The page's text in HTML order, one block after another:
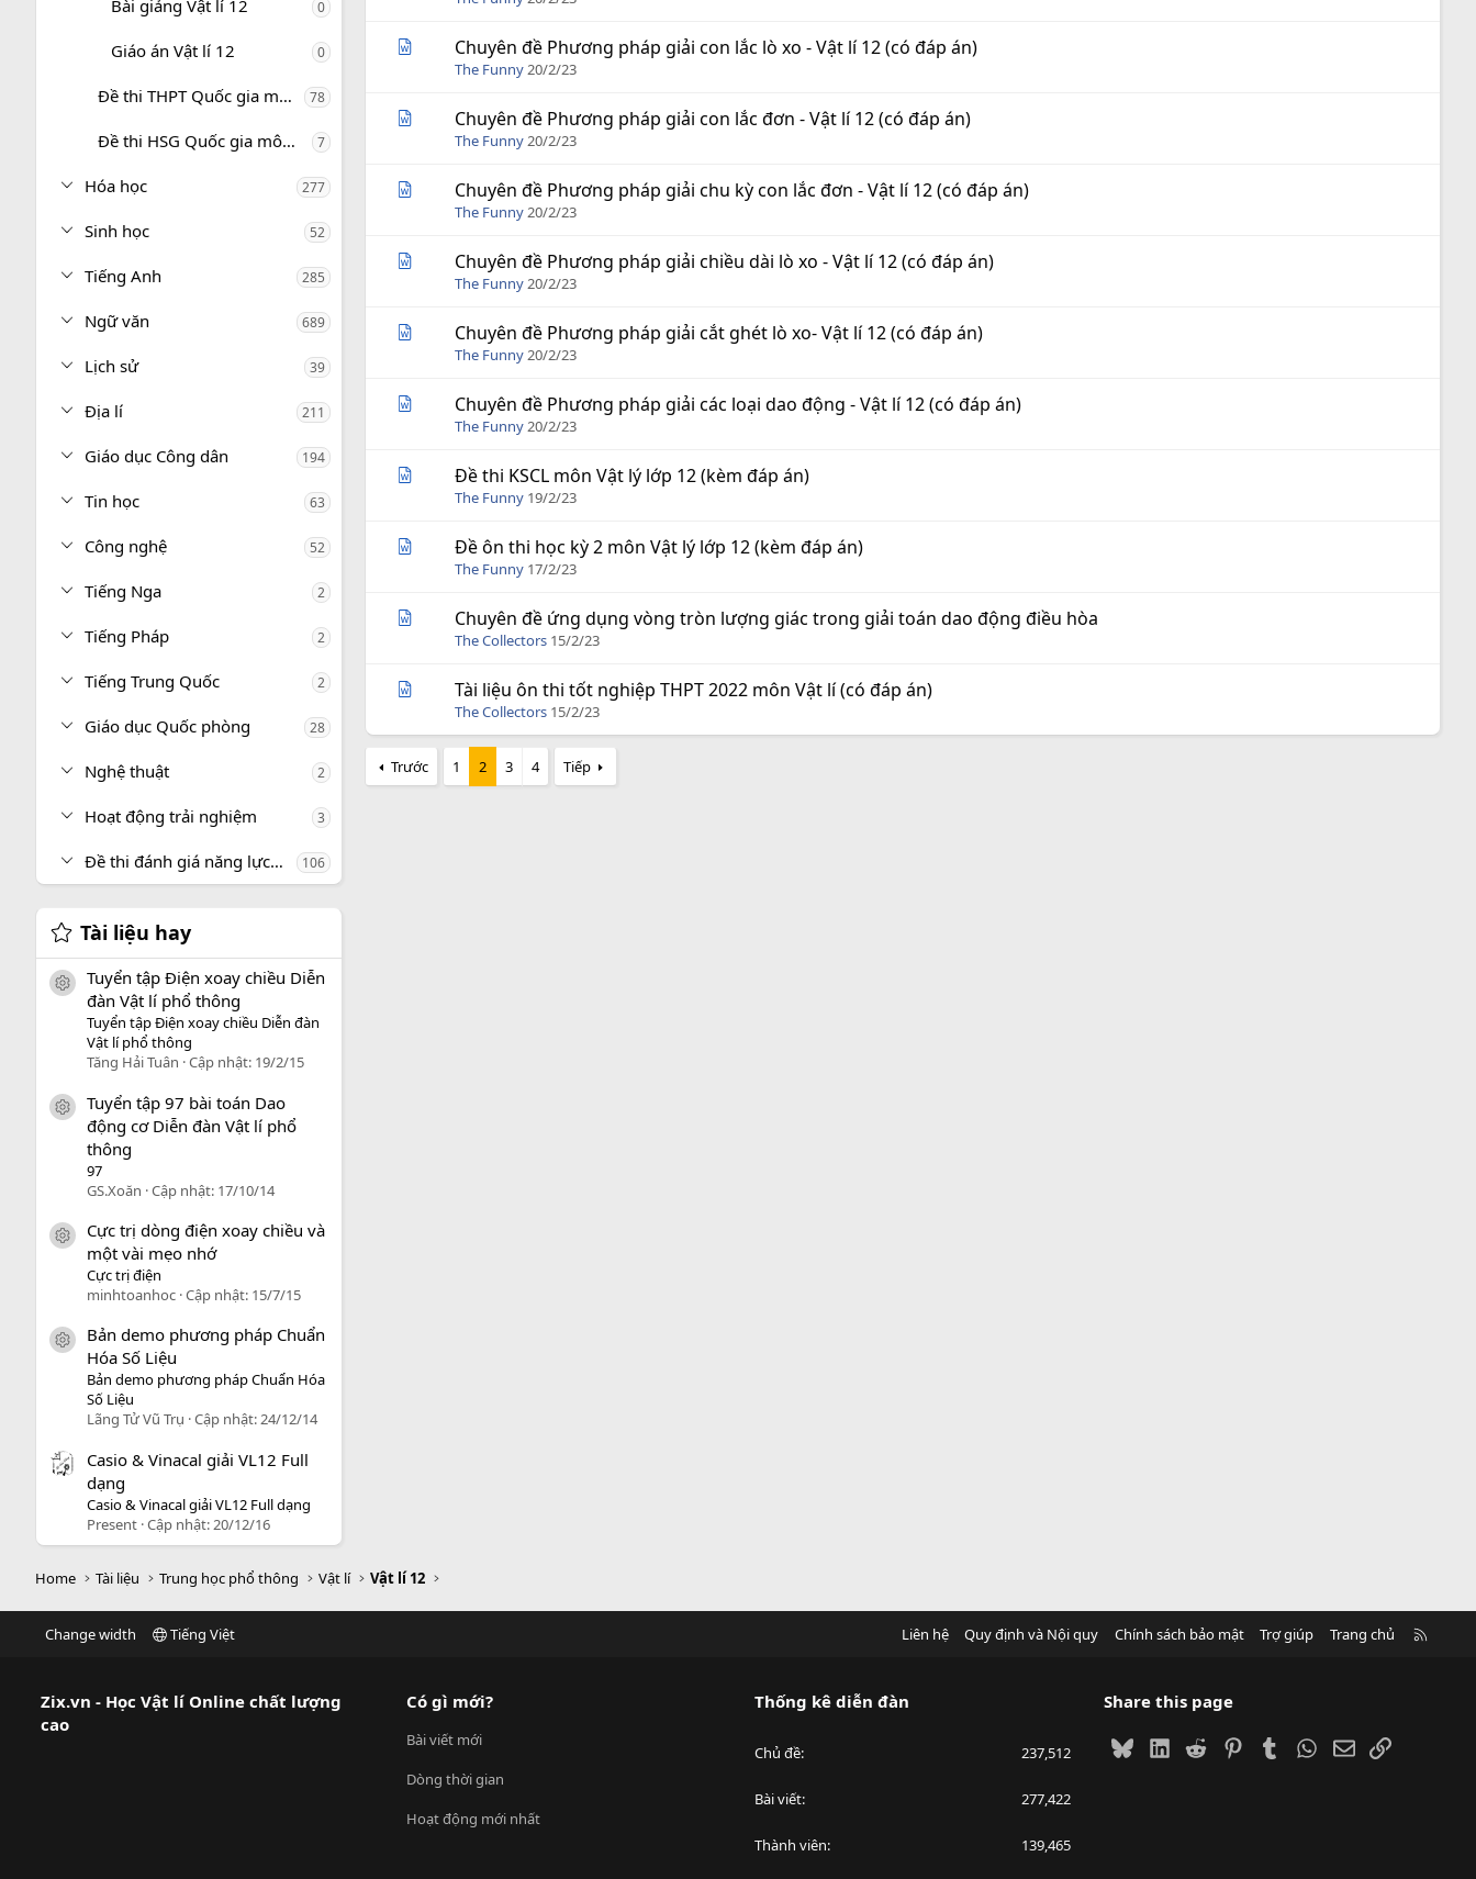
Bài giảng Vật lí 12 0
Giáo án Vật lí 12 0
Đề thi THPT Quốc gia môn Vật lí 78
Đề thi HSG Quốc gia môn Vật lí 7
Hóa học 277
Sinh học 52
Tiếng Anh 285
Ngữ văn 689
Lịch sử 39
Địa lí 211
Giáo dục Công dân 194
Tin học 63
Công nghệ 52
Tiếng Nga 2
Tiếng Pháp 2
Tiếng Trung Quốc 2
Giáo dục Quốc phòng 28
Nghệ thuật 2
Hoạt động trải nghiệm 3
Đề thi đánh giá năng lực, tư duy 106
Tài liệu hay
icon tài liệu
Tuyển tập Điện xoay chiều Diễn
đàn Vật lí phổ thông
Tuyển tập Điện xoay chiều Diễn đàn
Vật lí phổ thông
Tăng Hải Tuân Cập nhật: 19/2/15
icon tài liệu
Tuyển tập 97 bài toán Dao
động cơ Diễn đàn Vật lí phổ
thông
97
GS.Xoăn Cập nhật: 17/10/14
icon tài liệu
Cực trị dòng điện xoay chiều và
một vài mẹo nhớ
Cực trị điện
minhtoanhoc Cập nhật: 15/7/15
icon tài liệu
Bản demo phương pháp Chuẩn
Hóa Số Liệu
Bản demo phương pháp Chuẩn Hóa
Số Liệu
Lãng Tử Vũ Trụ Cập nhật:24/12/14
Casio & Vinacal giải VL12 Full
dạng
Casio & Vinacal giải VL12 Full dạng
Present Cập nhật: 20/12/16
Chuyên đề Phương pháp giải con lắc lò xo - Vật lí 12 (có đáp án)
The Funny20/2/23
Chuyên đề Phương pháp giải con lắc đơn - Vật lí 12 (có đáp án)
The Funny20/2/23
Chuyên đề Phương pháp giải chu kỳ con lắc đơn - Vật lí 12 (có đáp án)
The Funny20/2/23
Chuyên đề Phương pháp giải chiều dài lò xo - Vật lí 12 (có đáp án)
The Funny20/2/23
Chuyên đề Phương pháp giải cắt ghét lò xo- Vật lí 12 (có đáp án)
The Funny20/2/23
Chuyên đề Phương pháp giải các loại dao động - Vật lí 12 (có đáp án)
The Funny20/2/23
Đề thi KSCL môn Vật lý lớp 12 (kèm đáp án)
The Funny 19/2/23
Đề ôn thi học kỳ 2 môn Vật lý lớp 12 (kèm đáp án)
The Funny 17/2/23
Chuyên đề ứng dụng vòng tròn lượng giác trong giải toán dao động điều hòa
The Collectors 15/2/23
Tài liệu ôn thi tốt nghiệp THPT 2022 môn Vật lí (có đáp án)
The Collectors 15/2/23
Trước 1 2 3 4 Tiếp
Home Tài liệu Trung học phổ thông Vật lí Vật lí 12
Change width Tiếng Việt Liên hệ Quy định và Nội quy Chính sách bảo mật Trợ giúp Trang chủ
Zix.vn - Học Vật lí Online chất lượng
cao
Có gì mới?
Bài viết mới
Dòng thời gian
Hoạt động mới nhất
Thống kê diễn đàn
Chủ đề 237,512
Bài viết 277,422
Thành viên 139,465
Share this page
BlueskyLinkedIn
Reddit PinterestTumblrWhatsApp
EmailLink